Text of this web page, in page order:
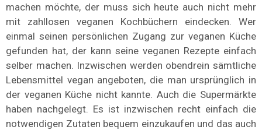
machen möchte, der muss sich heute auch nicht mehr
mit zahllosen veganen Kochbüchern eindecken. Wer
einmal seinen persönlichen Zugang zur veganen Küche
gefunden hat, der kann seine veganen Rezepte einfach
selber machen. Inzwischen werden obendrein sämtliche
Lebensmittel vegan angeboten, die man ursprünglich in
der veganen Küche nicht kannte. Auch die Supermärkte
haben nachgelegt. Es ist inzwischen recht einfach die
notwendigen Zutaten bequem einzukaufen und das auch